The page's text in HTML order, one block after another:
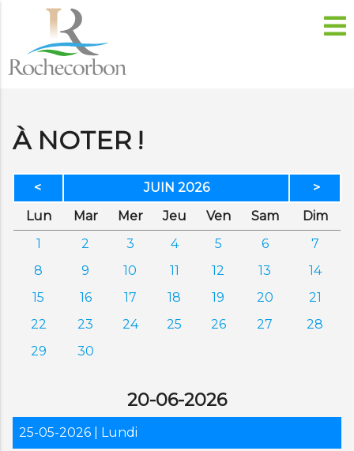
À NOTER !
< JUIN 2026
>
Lundi Mardi MercrediJeudi VendrediSamedi Dim
1
2 3 4 5 6
7
8
9 10 11 12 13
14
15
16 17 18 19 20
21
22
23 24 25 26 27
28
29
30
20-06-2026
25-05-2026 | Lundi